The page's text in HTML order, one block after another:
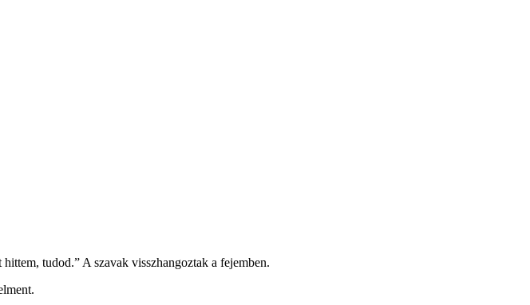
tudod.” A szavak visszhangoztak a fejemben.